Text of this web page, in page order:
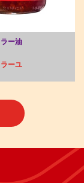
ー油
ーユ